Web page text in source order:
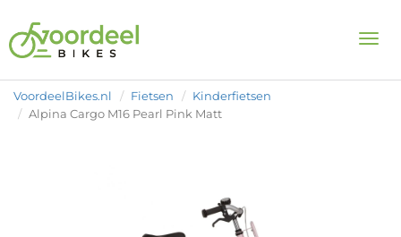
VoordeelBikes.nl Fietsen
Kinderfietsen
Alpina Cargo M16 Pearl Pink Matt